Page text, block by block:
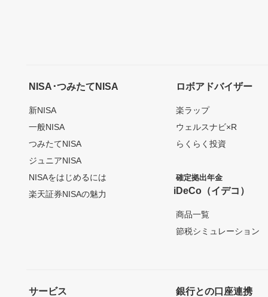
NISA･つみたてNISA
新NISA
一般NISA
つみたてNISA
ジュニアNISA
NISAをはじめるには
楽天証券NISAの魅力
ロボアドバイザー
楽ラップ
ウェルスナビ×R
らくらく投資
確定拠出年金
iDeCo（イデコ）
商品一覧
節税シミュレーション
サービス 銀行との口座連携